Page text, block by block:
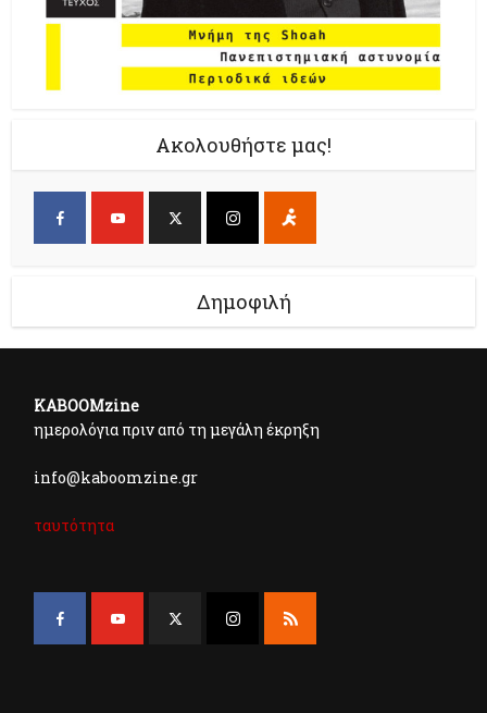
Ακολουθήστε μας!
Δημοφιλή
KABOOMzine
ημερολόγια πριν από τη μεγάλη έκρηξη
info@kaboomzine.gr
ταυτότητα